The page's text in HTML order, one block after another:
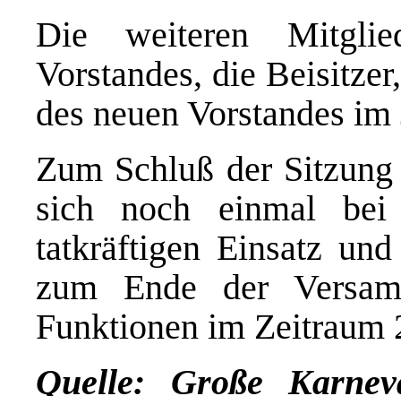
Die weiteren
Vorstandes, die
des neuen Vorstandes
Zum Schluß der
sich noch einmal
tatkräftigen Einsatz
zum Ende der
Funktionen im Zeitraum
Quelle: Große